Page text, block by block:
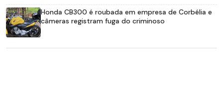
Honda CB300 é roubada em empresa de Corbélia e
câmeras registram fuga do criminoso